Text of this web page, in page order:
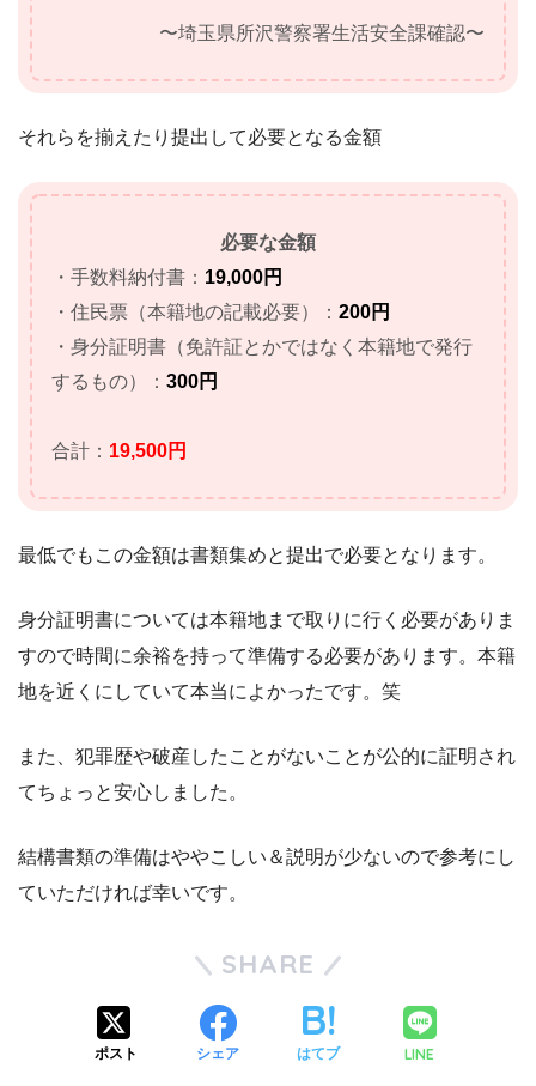
〜埼玉県所沢警察署生活安全課確認〜
それらを揃えたり提出して必要となる金額
必要な金額
・手数料納付書： 19,000円
・住民票（本籍地の記載必要）： 200円
・身分証明書（免許証とかではなく本籍地で発行
するもの）： 300円
合計： 19,500円
最低でもこの金額は書類集めと提出で必要となります。
身分証明書については本籍地まで取りに行く必要がありま
すので時間に余裕を持って準備する必要があります。本籍
地を近くにしていて本当によかったです。笑
また、犯罪歴や破産したことがないことが公的に証明され
てちょっと安心しました。
結構書類の準備はややこしい＆説明が少ないので参考にし
ていただければ幸いです。
SHARE
ポスト シェア はてブ LINE